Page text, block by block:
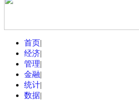
首页|
经济|
管理|
金融|
统计|
数据|